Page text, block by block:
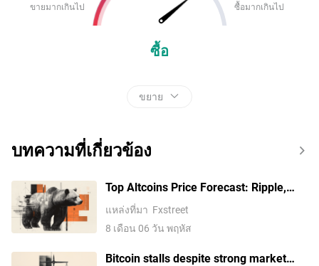
ขายมากเกินไป ซื้อมากเกินไป
ซื้อ
ขยาย
บทความที่เกี่ยวข้อง
Top Altcoins Price Forecast: Ripple,
Cardano, and Solana vulnerable to
deeper losses
แหล่งที่มา Fxstreet
8 เดือน 06 วัน พฤหัส
Bitcoin stalls despite strong market